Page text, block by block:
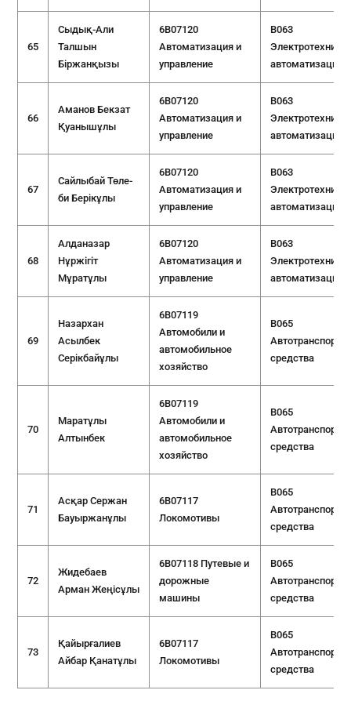
65
Сыдық-Али
Талшын
Біржанқызы
6B07120
Автоматизация и
управление
B063
Электротехника
автоматизация
66
Аманов Бекзат
Қуанышұлы
6B07120
Автоматизация и
управление
B063
Электротехника
автоматизация
67
Сайлыбай Төле-
би Берікұлы
6B07120
Автоматизация и
управление
B063
Электротехника
автоматизация
68
Алданазар
Нұржігіт
Мұратұлы
6B07120
Автоматизация и
управление
B063
Электротехника
автоматизация
69
Назархан
Асылбек
Серікбайұлы
6B07119
Автомобили и
автомобильное
хозяйство
B065
средства
70
Маратұлы
Алтынбек
6B07119
Автомобили и
автомобильное
хозяйство
B065
средства
71
Асқар Сержан
Бауыржанұлы
6B07117
Локомотивы
B065
средства
72
Жидебаев
Арман Жеңісұлы
6B07118 Путевые и
дорожные
машины
B065
средства
73
Қайырғалиев
Айбар Қанатұлы
6B07117
Локомотивы
B065
средства